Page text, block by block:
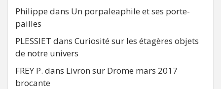
Philippe dans Un porpaleaphile et ses porte-
pailles
PLESSIET dans Curiosité sur les étagères objets
de notre univers
FREY P. dans Livron sur Drome mars 2017
brocante